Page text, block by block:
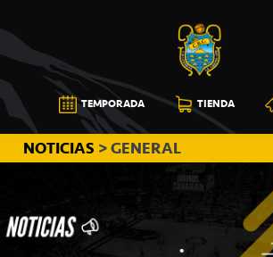
a
la
navegación
principal
al
contenido
principal
a
la
barra
lateral
principal
CB
CANARIAS
TEMPORADA TIENDA
NOTICIAS > GENERAL